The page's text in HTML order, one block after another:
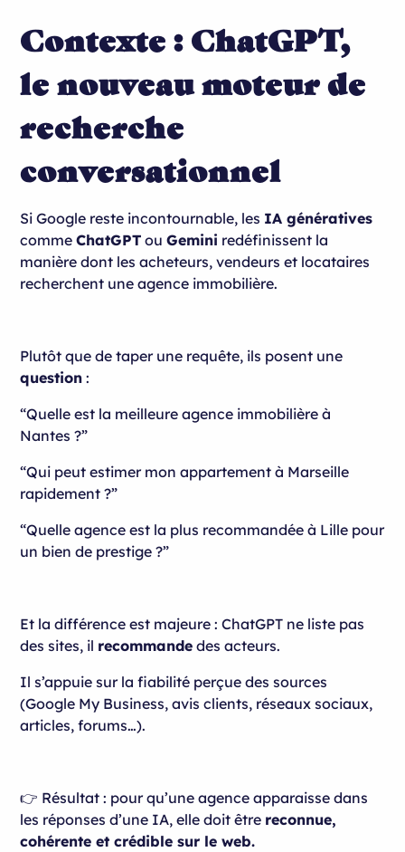
1. Optimisez votre fiche Google My Business
TikTok, Facebook, LinkedIn)
3. Collectez et valorisez vos avis clients
marque
Contexte : ChatGPT,
le nouveau moteur de
recherche
conversationnel
Si Google reste incontournable, les IA génératives
commeChatGPT ouGemini redéfinissent la
manière dont les acheteurs, vendeurs et locataires
recherchent une agence immobilière.
Plutôt que de taper une requête, ils posent une
question :
“Quelle est la meilleure agence immobilière à
Nantes ?”
“Qui peut estimer mon appartement à Marseille
rapidement ?”
“Quelle agence est la plus recommandée à Lille pour
un bien de prestige ?”
Et la différence est majeure : ChatGPT ne liste pas
des sites, il recommande des acteurs.
Il s’appuie sur la fiabilité perçue des sources
(Google My Business, avis clients, réseaux sociaux,
articles, forums…).
👉 Résultat : pour qu’une agence apparaisse dans
les réponses d’une IA, elle doit être reconnue,
cohérente et crédible sur le web.